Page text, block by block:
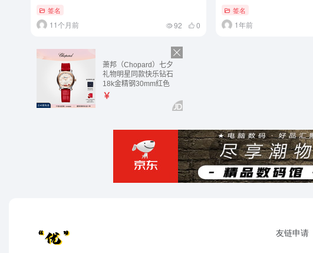
签名
11个月前 92 0
签名
1年前
友链申请